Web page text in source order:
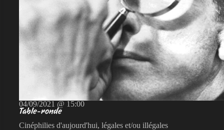
04/09/2021 @ 15:00
Table-ronde
Cinéphilies d'aujourd'hui, légales et/ou illégales